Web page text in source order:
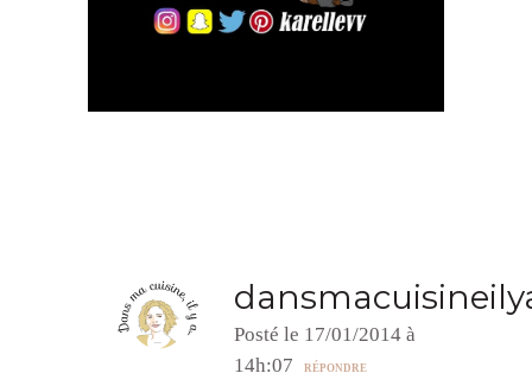
Posté le 17/01/2014 à
14h:07
RÉPONDRE